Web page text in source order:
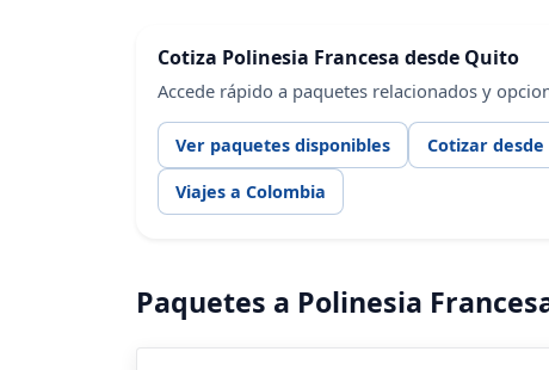
Cotiza Polinesia Francesa desde Quito
Accede rápido a paquetes relacionados y
Ver paquetes disponibles Cotizar
Viajes a Colombia
Paquetes a Polinesia